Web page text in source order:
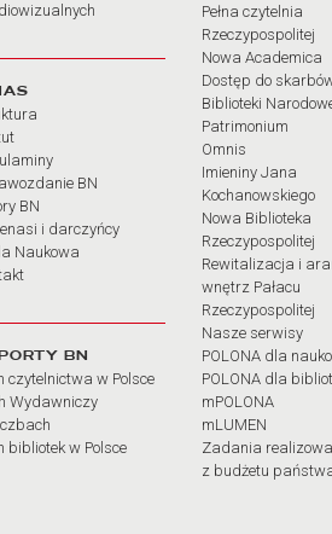
BN
BN
i darczyńcy
Naukowa
BN
czytelnictwa w Polsce
Wydawniczy
bibliotek w Polsce
Pełna czytelnia
Rzeczypospolitej
Nowa Academica
Dostęp do
Biblioteki
Patrimonium
Omnis
Imieniny Jana
Kochanowskiego
Nowa Biblioteka
Rzeczypospolitej
Rewitalizacja i
wnętrz Pałacu
Rzeczypospolitej
Nasze serwisy
POLONA dla
POLONA dla
mPOLONA
mLUMEN
Zadania
z budżetu